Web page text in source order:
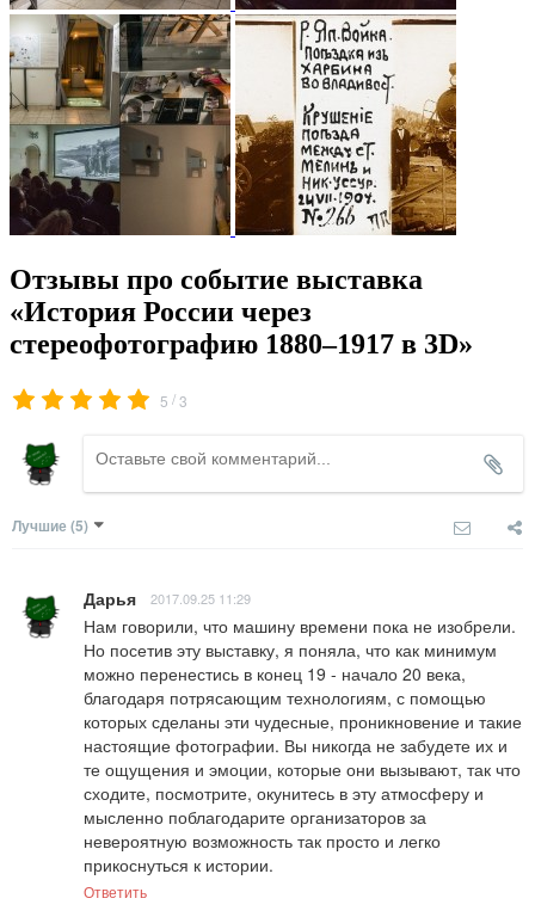
Отзывы про событие выставка
«История России через
стереофотографию 1880–1917 в 3D»
5 /3
Лучшие (5)
Дарья 2017.09.25 11:29
Нам говорили, что машину времени пока не изобрели.
Но посетив эту выставку, я поняла, что как минимум
можно перенестись в конец 19 - начало 20 века,
благодаря потрясающим технологиям, с помощью
которых сделаны эти чудесные, проникновение и такие
настоящие фотографии. Вы никогда не забудете их и
те ощущения и эмоции, которые они вызывают, так что
сходите, посмотрите, окунитесь в эту атмосферу и
мысленно поблагодарите организаторов за
невероятную возможность так просто и легко
прикоснуться к истории.
Ответить